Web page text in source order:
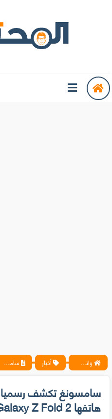
واتس آب ، فيسبوك ، أنترنت ، شروحات تقنية حصرية - المحترف أخبار سامسونغ تكشف رسميا عن موعد تقديم هاتفها Galaxy Z Fold 2
سامسونغ تكشف
هاتفها Galaxy Z Fold 2